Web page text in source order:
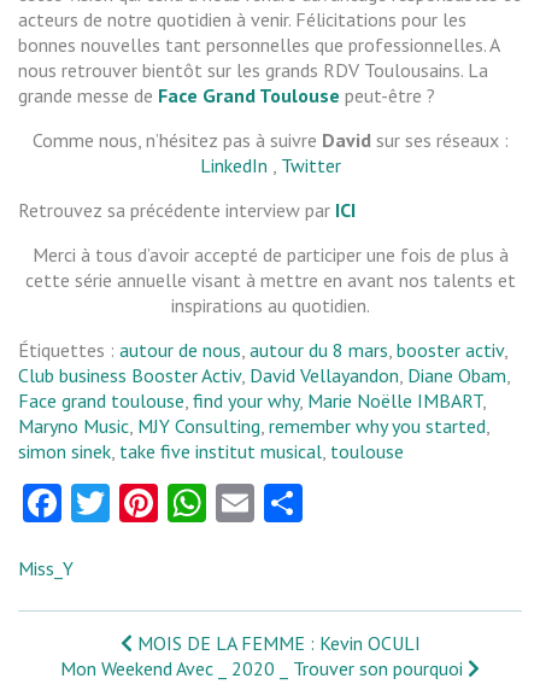
acteurs de notre quotidien à venir. Félicitations pour les
bonnes nouvelles tant personnelles que professionnelles. A
nous retrouver bientôt sur les grands RDV Toulousains. La
grande messe de Face Grand Toulouse peut-être ?
Comme nous, n’hésitez pas à suivre David sur ses réseaux :
LinkedIn , Twitter
Retrouvez sa précédente interview par ICI
Merci à tous d’avoir accepté de participer une fois de plus à
cette série annuelle visant à mettre en avant nos talents et
inspirations au quotidien.
Étiquettes : autour de nous, autour du 8 mars, booster activ,
Club business Booster Activ, David Vellayandon, Diane Obam,
Face grand toulouse, find your why, Marie Noëlle IMBART,
Maryno Music, MJY Consulting, remember why you started,
simon sinek, take five institut musical, toulouse
Facebook
Twitter
Pinterest
WhatsApp
Email
Miss_Y
MOIS DE LA FEMME : Kevin OCULI
Mon Weekend Avec _ 2020 _ Trouver son pourquoi